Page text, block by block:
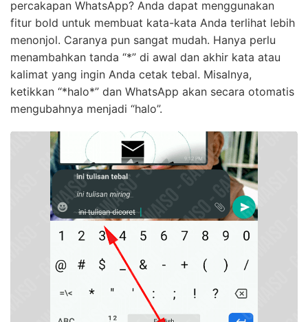
percakapan WhatsApp? Anda dapat menggunakan
fitur bold untuk membuat kata-kata Anda terlihat lebih
menonjol. Caranya pun sangat mudah. Hanya perlu
menambahkan tanda “*” di awal dan akhir kata atau
kalimat yang ingin Anda cetak tebal. Misalnya,
ketikkan “*halo*” dan WhatsApp akan secara otomatis
mengubahnya menjadi “halo”.